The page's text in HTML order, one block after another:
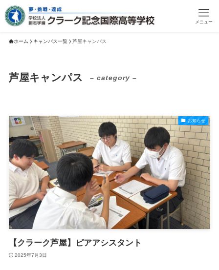
メニュー
ホーム キャンパス一覧 芦屋キャンパス
芦屋キャンパス – category –
お知らせ
【クラーク芦屋】ピアアシスタント
2025年7月3日